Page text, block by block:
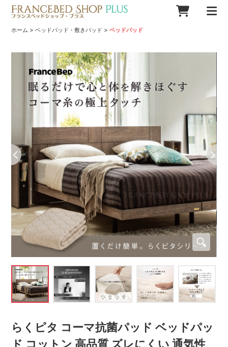
ホーム >ベッドパッド・敷きパッド >ベッドパッド
らくピタ コーマ抗菌パッド ベッドパッ
ド コットン 高品質 ズレにくい 通気性